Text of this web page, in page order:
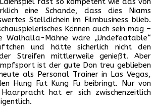
eine Schande, dass dies Niams
Stelldichein im Filmbusiness blieb.
Können auch sein mag –
Walhalla-Mähne wäre „Undefeatable“
und hätte sicherlich nicht den
Streifen mittlerweile genießt. Aber
ist der gute Don treu geblieben
als Personal Trainer in Las Vegas,
Hung Fut Kung Fu beibringt. Nur von
hat er sich zwischenzeitlich